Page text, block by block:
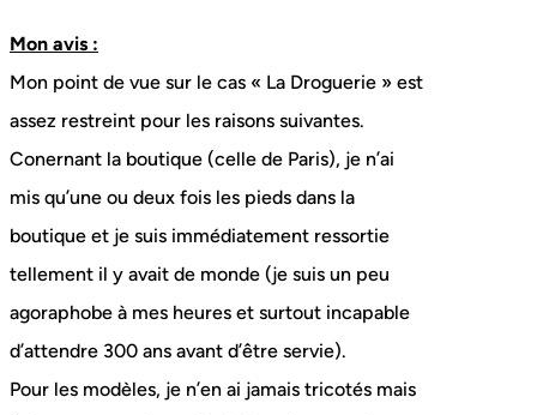
Mon avis :
Mon point de vue sur le cas « La Droguerie » est
assez restreint pour les raisons suivantes.
Conernant la boutique (celle de Paris), je n’ai
mis qu’une ou deux fois les pieds dans la
boutique et je suis immédiatement ressortie
tellement il y avait de monde (je suis un peu
agoraphobe à mes heures et surtout incapable
d’attendre 300 ans avant d’être servie).
Pour les modèles, je n’en ai jamais tricotés mais